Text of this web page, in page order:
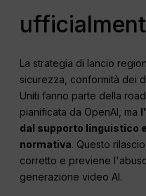
La strategia di lancio
sicurezza, conformità dei
Uniti fanno parte della
pianificata da OpenAI, ma
dal supporto linguistico
normativa. Questo
corretto e previene
generazione video AI.